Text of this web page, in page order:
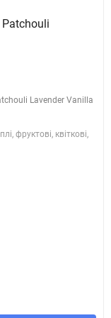
Lavender Vanilla
фруктові, квіткові,